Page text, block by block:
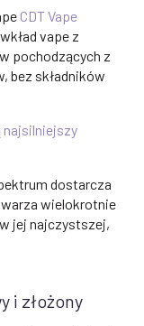
CDT Vape
vape z
pochodzących z
bez składników
najsilniejszy
dostarcza
wielokrotnie
jej najczystszej,
i złożony